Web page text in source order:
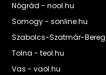
Nógrád - nool.hu
Somogy - sonline.hu
Szabolcs-Szatmár-
Tolna - teol.hu
Vas - vaol.hu